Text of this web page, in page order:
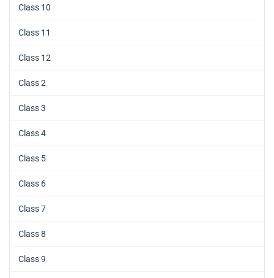
Class 10
Class 11
Class 12
Class 2
Class 3
Class 4
Class 5
Class 6
Class 7
Class 8
Class 9